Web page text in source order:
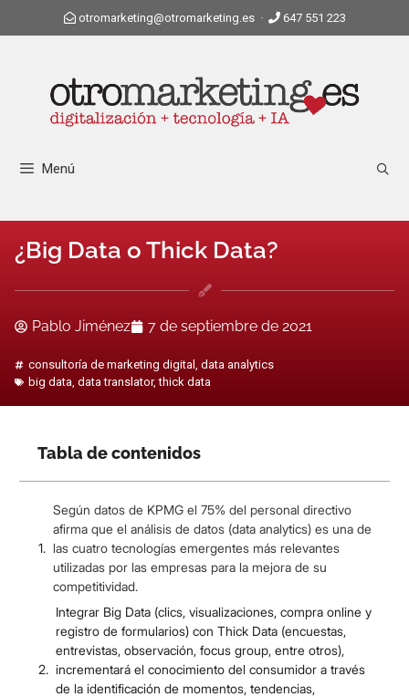
otromarketing@otromarketing.es· 647 551 223
Menú
¿Big Data o Thick Data?
Pablo Jiménez 7 de septiembre de 2021
consultoría de marketing digital,data analytics
big data,data translator,thick data
Tabla de contenidos
Según datos de KPMG el 75% del personal directivo
afirma que el análisis de datos (data analytics) es una de
las cuatro tecnologías emergentes más relevantes
utilizadas por las empresas para la mejora de su
competitividad.
Integrar Big Data (clics, visualizaciones, compra online y
registro de formularios) con Thick Data (encuestas,
entrevistas, observación, focus group, entre otros),
incrementará el conocimiento del consumidor a través
de la identificación de momentos, tendencias,